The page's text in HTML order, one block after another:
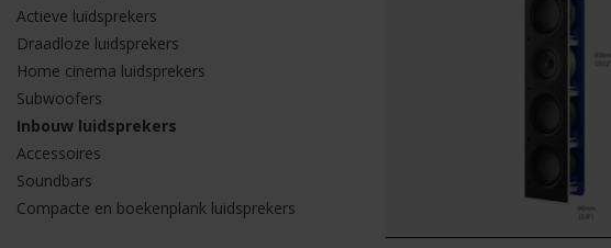
Actieve luidsprekers
Draadloze luidsprekers
Home cinema luidsprekers
Subwoofers
Inbouw luidsprekers
Accessoires
Soundbars
Compacte en boekenplank luidsprekers